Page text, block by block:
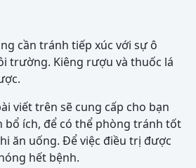
cần tránh tiếp xúc với sự ô
trường. Kiêng rượu và thuốc lá
viết trên sẽ cung cấp cho bạn
ích, để có thể phòng tránh tốt
ăn uống. Để việc điều trị được
hết bệnh.